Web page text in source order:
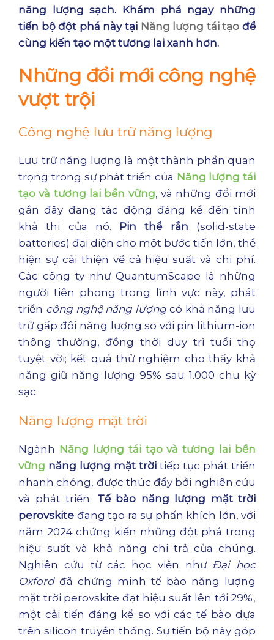
năng lượng sạch. Khám phá ngay những
tiến bộ đột phá này tại Năng lượng tái tạo để
cùng kiến tạo một tương lai xanh hơn.
Những đổi mới công nghệ
vượt trội
Công nghệ lưu trữ năng lượng
Lưu trữ năng lượng là một thành phần quan
trọng trong sự phát triển của Năng lượng tái
tạo và tương lai bền vững, và những đổi mới
gần đây đang tác động đáng kể đến tính
khả thi của nó. Pin thể rắn (solid-state
batteries) đại diện cho một bước tiến lớn, thể
hiện sự cải thiện về cả hiệu suất và chi phí.
Các công ty như QuantumScape là những
người tiên phong trong lĩnh vực này, phát
triển công nghệ năng lượng có khả năng lưu
trữ gấp đôi năng lượng so với pin lithium-ion
thông thường, đồng thời duy trì tuổi thọ
tuyệt vời; kết quả thử nghiệm cho thấy khả
năng giữ năng lượng 95% sau 1.000 chu kỳ
sạc.
Năng lượng mặt trời
Ngành Năng lượng tái tạo và tương lai bền
vững năng lượng mặt trời tiếp tục phát triển
nhanh chóng, được thúc đẩy bởi nghiên cứu
và phát triển. Tế bào năng lượng mặt trời
perovskite đang tạo ra sự phấn khích lớn, với
năm 2024 chứng kiến những đột phá trong
hiệu suất và khả năng chi trả của chúng.
Nghiên cứu từ các học viện như Đại học
Oxfordđã chứng minh tế bào năng lượng
mặt trời perovskite đạt hiệu suất lên tới 29%,
một cải tiến đáng kể so với các tế bào dựa
trên silicon truyền thống. Sự tiến bộ này góp